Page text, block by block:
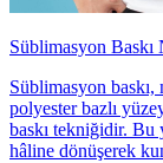
Süblimasyon Baskı
Süblimasyon baskı,
polyester bazlı
baskı tekniğidir. Bu
hâline dönüşerek